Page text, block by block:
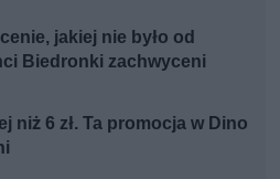
jakiej nie było od
Biedronki zachwyceni
niż 6 zł. Ta promocja w Dino